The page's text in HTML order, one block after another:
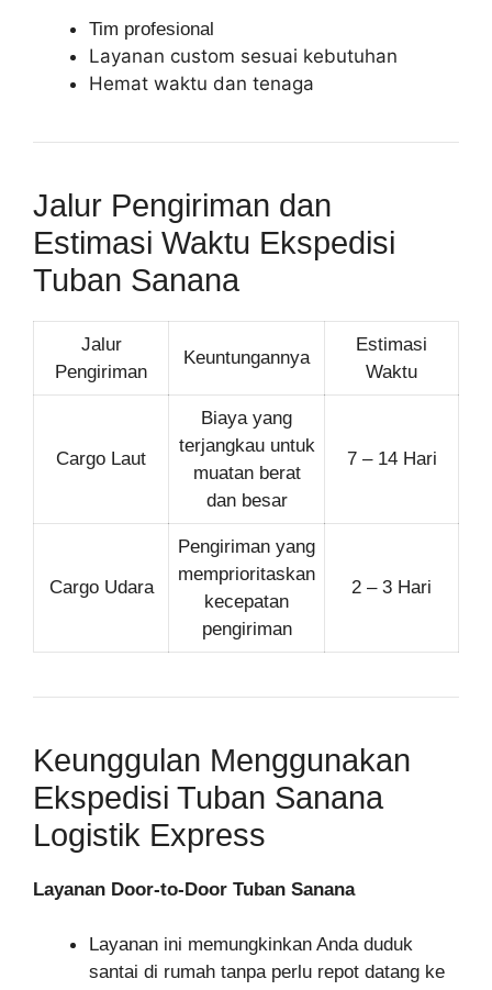
Tim profesional
Layanan custom sesuai kebutuhan
Hemat waktu dan tenaga
Jalur Pengiriman dan
Estimasi Waktu Ekspedisi
Tuban Sanana
Jalur
Pengiriman
Keuntungannya
Estimasi
Waktu
Cargo Laut
Biaya yang
terjangkau untuk
muatan berat
dan besar
7 – 14 Hari
Cargo Udara
Pengiriman yang
memprioritaskan
kecepatan
pengiriman
2 – 3 Hari
Keunggulan Menggunakan
Ekspedisi Tuban Sanana
Logistik Express
Layanan Door-to-Door Tuban Sanana
Layanan ini memungkinkan Anda duduk
santai di rumah tanpa perlu repot datang ke